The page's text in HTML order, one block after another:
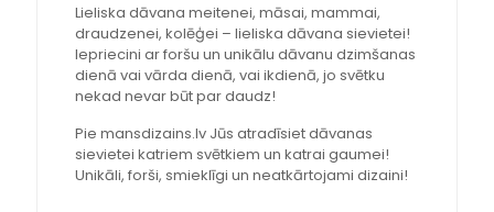
Lieliska dāvana meitenei, māsai, mammai,
draudzenei, kolēģei – lieliska dāvana sievietei!
Iepriecini ar foršu un unikālu dāvanu dzimšanas
dienā vai vārda dienā, vai ikdienā, jo svētku
nekad nevar būt par daudz!
Pie mansdizains.lv Jūs atradīsiet dāvanas
sievietei katriem svētkiem un katrai gaumei!
Unikāli, forši, smieklīgi un neatkārtojami dizaini!